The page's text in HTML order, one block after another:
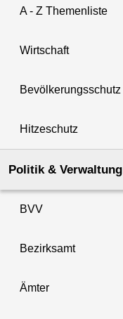
A - Z Themenliste
Wirtschaft
Bevölkerungsschutz
Hitzeschutz
Politik & Verwaltung
BVV
Bezirksamt
Ämter